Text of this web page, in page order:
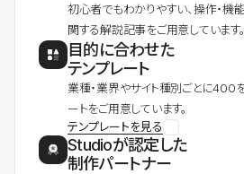
初心者でもわかりやすい、操作・機
関する解説記事をご用意しています。
目的に合わせた
テンプレート
業種・業界やサイト種別ごとに400
ートをご用意しています。
テンプレートを見る
Studioが認定した
制作パートナー